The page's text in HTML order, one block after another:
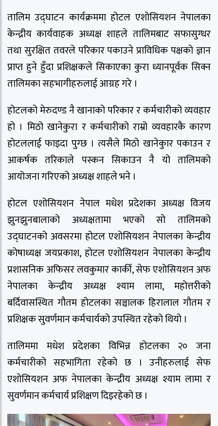
तालिम उद्घाटन कार्यक्रममा होटल एशोसियशन नेपालका
केन्द्रीय कार्यवाहक अध्यक्ष शाहले तालिमबाट सफासुग्धर
तथा सुरक्षित तवरले परिकार पकाउने प्राविधिक पक्षको ज्ञान
प्राप्त हुने हुँदा प्रशिक्षकले सिकाएका कुरा ध्यानपूर्वक सिक्न
तालिमका सहभागीहरुलाई आग्रह गरे ।
होटलको मेरुदण्ड नै खानाको परिकार र कर्मचारीको व्यवहार
हो । मिठो खानेकुरा र कर्मचारीको राम्रो व्यवहारकै कारण
होटललाई फाइदा पुग्छ । त्यसैले मिठो खानेकुार पकाउन र
आकर्षक तरिकाले पस्कन सिकाउन नै यो तालिमको
आयोजना गरिएको अध्यक्ष शाहले भने ।
होटल एशोसियशन नेपाल मधेश प्रदेशका अध्यक्ष विजय
झुनझुनबालाको अध्यक्षतामा भएको सो तालिमको
उद्घाटनको अवसरमा होटल एशोसियशन नेपालका केन्द्रीय
कोषाध्यक्ष जयप्रकाश, होटल एशोसियशन नेपालका केन्द्रीय
प्रशासनिक अफिसर लवकुमार कार्की, सेफ एशोसियशन अफ
नेपालका केन्द्रीय अध्यक्ष श्याम लामा, महोत्तरीको
बर्दिवासस्थित गौतम होटलका सञ्चालक हिरालाल गौतम र
प्रशिक्षक सुवर्णमान कर्मचार्यको उपस्थित रहेको थियो ।
तालिममा मधेश प्रदेशका विभिन्न होटलका २० जना
कर्मचारीको सहभागिता रहेको छ । उनीहरुलाई सेफ
एशोसियशन अफ नेपालका केन्द्रीय अध्यक्ष श्याम लामा र
सुवर्णमान कर्मचार्य प्रशिक्षण दिइरहेको छ ।